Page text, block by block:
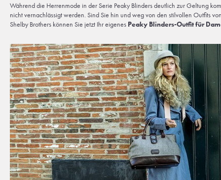
Während die Herrenmode in der Serie Peaky Blinders deutlich zur Geltung
nicht vernachlässigt werden. Sind Sie hin und weg von den stilvollen Outfits
Shelby Brothers können Sie jetzt Ihr eigenes Peaky Blinders-Outfit für